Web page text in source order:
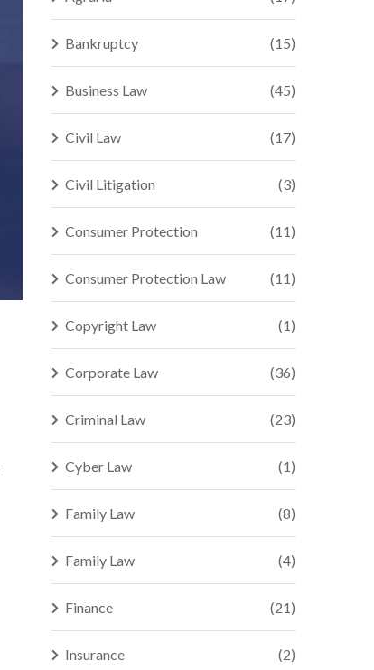
Bankruptcy (15)
Business Law (45)
Civil Law (17)
Civil Litigation (3)
Consumer Protection (11)
Consumer Protection Law (11)
Copyright Law (1)
Corporate Law (36)
Criminal Law (23)
Cyber Law (1)
Family Law (8)
Family Law (4)
Finance (21)
Insurance (2)